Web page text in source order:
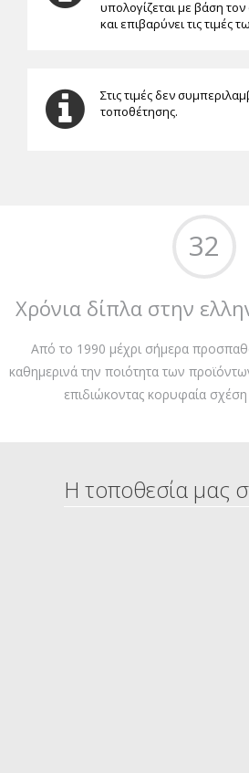
υπολογίζεται με βάση
και επιβαρύνει τις τιμές
Στις τιμές δεν
τοποθέτησης.
32
Χρόνια δίπλα στην
Από το 1990 μέχρι σήμερα
καθημερινά την ποιότητα των
επιδιώκοντας κορυφαία σχέση
Η τοποθεσία μας